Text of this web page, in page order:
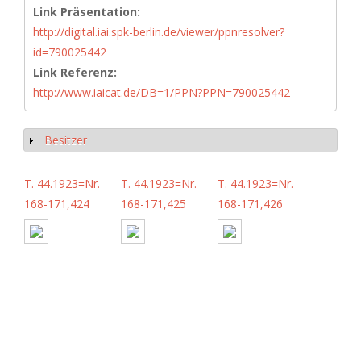
Link Präsentation:
http://digital.iai.spk-berlin.de/viewer/ppnresolver?
id=790025442
Link Referenz:
http://www.iaicat.de/DB=1/PPN?PPN=790025442
Show
Besitzer
T. 44.1923=Nr.
168-171,424
T. 44.1923=Nr.
168-171,425
T. 44.1923=Nr.
168-171,426